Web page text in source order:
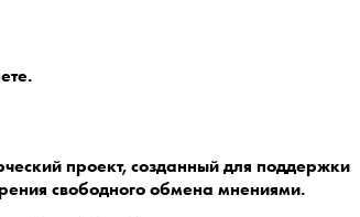
проект, созданный для поддержки
свободного обмена мнениями.